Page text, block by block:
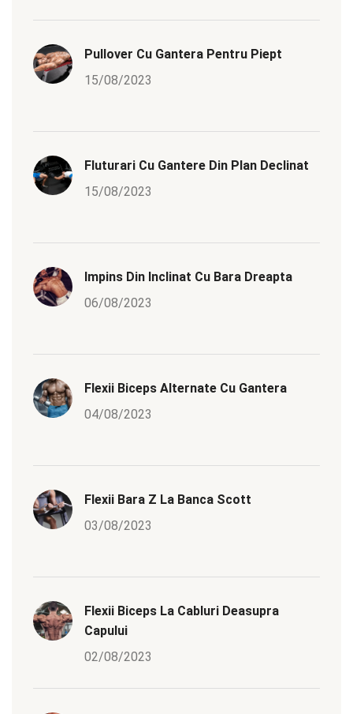
Pullover Cu Gantera Pentru Piept
15/08/2023
Fluturari Cu Gantere Din Plan Declinat
15/08/2023
Impins Din Inclinat Cu Bara Dreapta
06/08/2023
Flexii Biceps Alternate Cu Gantera
04/08/2023
Flexii Bara Z La Banca Scott
03/08/2023
Flexii Biceps La Cabluri Deasupra
Capului
02/08/2023